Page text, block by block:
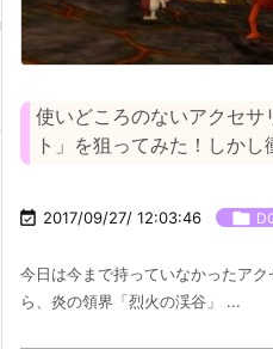
使いどころのないアクセサ
ト」を狙ってみた！しかし
 2017/09/27/ 12:03:46 
今日は今まで持っていなかったア
ら、炎の領界「烈火の渓谷」 ...